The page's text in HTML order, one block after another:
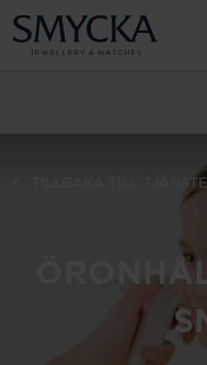
TILLBAKA TILL